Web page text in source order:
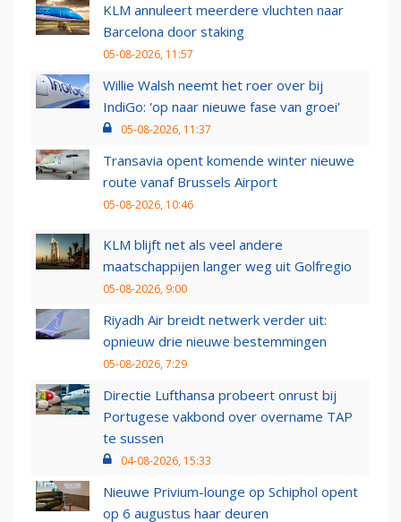
KLM annuleert meerdere vluchten naar
Barcelona door staking
05-08-2026, 11:57
Willie Walsh neemt het roer over bij
IndiGo: 'op naar nieuwe fase van groei'
05-08-2026, 11:37
Transavia opent komende winter nieuwe
route vanaf Brussels Airport
05-08-2026, 10:46
KLM blijft net als veel andere
maatschappijen langer weg uit Golfregio
05-08-2026, 9:00
Riyadh Air breidt netwerk verder uit:
opnieuw drie nieuwe bestemmingen
05-08-2026, 7:29
Directie Lufthansa probeert onrust bij
Portugese vakbond over overname TAP
te sussen
04-08-2026, 15:33
Nieuwe Privium-lounge op Schiphol opent
op 6 augustus haar deuren